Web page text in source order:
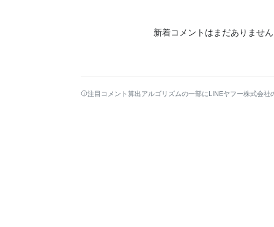
新着コメントはまだありませ
注目コメント算出アルゴリズムの一部にLINEヤフー株式会